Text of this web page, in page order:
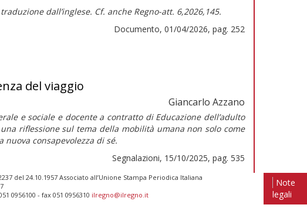
dall’inglese. Cf. anche Regno-att. 6,2026,145.
Documento, 01/04/2026, pag. 252
del viaggio
Giancarlo Azzano
e sociale e docente a contratto di Educazione dell’adulto
riflessione sul tema della mobilità umana non solo come
consapevolezza di sé.
Segnalazioni, 15/10/2025, pag. 535
del 24.10.1957 Associato all’Unione Stampa Periodica Italiana
0956100 - fax 051 0956310 ilregno@ilregno.it
Note
legali